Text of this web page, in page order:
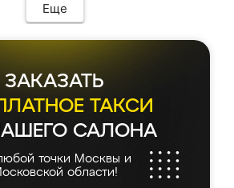
Еще
ЗАКАЗАТЬ
ТАКСИ
САЛОНА
точки Москвы и
области!